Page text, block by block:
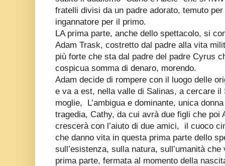
fratelli divisi da un padre adorato, temuto
ingannatore per il primo.
LA prima parte, anche dello spettacolo, si
Adam Trask, costretto dal padre alla vita
più forte che sta dal padre del padre Cyrus
cospicua somma di denaro, morendo.
Adam decide di rompere con il luogo delle
e va a est, nella valle di Salinas, a cercare
moglie,
L’ambigua e dominante, unica
tragedia, Cathy, da cui avrà due figli che poi
crescerà con l’aiuto di due amici,
il cuoco
che danno vita in questa prima parte dello
sull’esistenza, sulla natura, sull’umanità
prima parte, fermata al momento della